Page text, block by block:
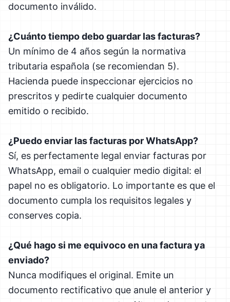
documento inválido.
¿Cuánto tiempo debo guardar las facturas?
Un mínimo de 4 años según la normativa
tributaria española (se recomiendan 5).
Hacienda puede inspeccionar ejercicios no
prescritos y pedirte cualquier documento
emitido o recibido.
¿Puedo enviar las facturas por WhatsApp?
Sí, es perfectamente legal enviar facturas por
WhatsApp, email o cualquier medio digital: el
papel no es obligatorio. Lo importante es que el
documento cumpla los requisitos legales y
conserves copia.
¿Qué hago si me equivoco en una factura ya
enviado?
Nunca modifiques el original. Emite un
documento rectificativo que anule el anterior y